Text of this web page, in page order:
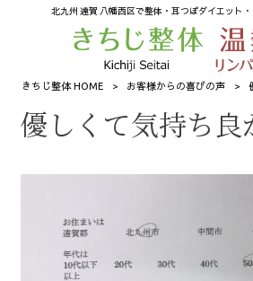
北九州 遠賀 八幡西区で整体・耳つぼダイエット
きちじ整体 HOME > お客様からの喜びの声 >
優しくて気持ち良